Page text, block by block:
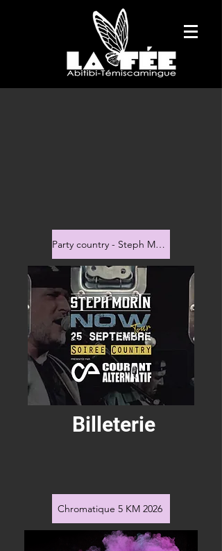
Party country - Steph Morin Now tour
Billeterie
Chromatique 5 KM 2026